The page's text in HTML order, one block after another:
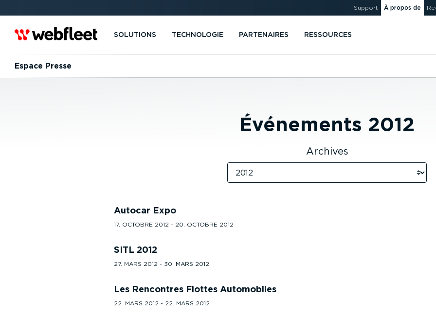
Support À propos de
SOLUTIONS TECHNOLOGIE PARTENAIRES RESSOURCES
Espace Presse
Événements 2012
Archives
Autocar Expo
17. OCTOBRE 2012 - 20. OCTOBRE 2012
SITL 2012
27. MARS 2012 - 30. MARS 2012
Les Rencontres Flottes Automobiles
22. MARS 2012 - 22. MARS 2012